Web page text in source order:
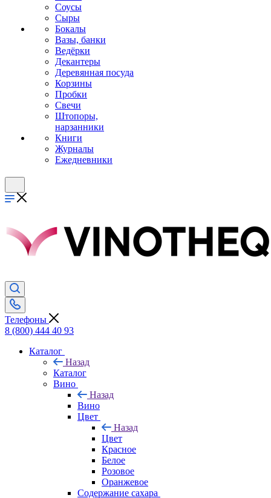
Соусы
Сыры
Бокалы
Вазы, банки
Ведёрки
Декантеры
Деревянная посуда
Корзины
Пробки
Свечи
Штопоры,
нарзанники
Книги
Журналы
Ежедневники
Телефоны
8 (800) 444 40 93
Каталог
Назад
Каталог
Вино
Назад
Вино
Цвет
Назад
Цвет
Красное
Белое
Розовое
Оранжевое
Содержание сахара